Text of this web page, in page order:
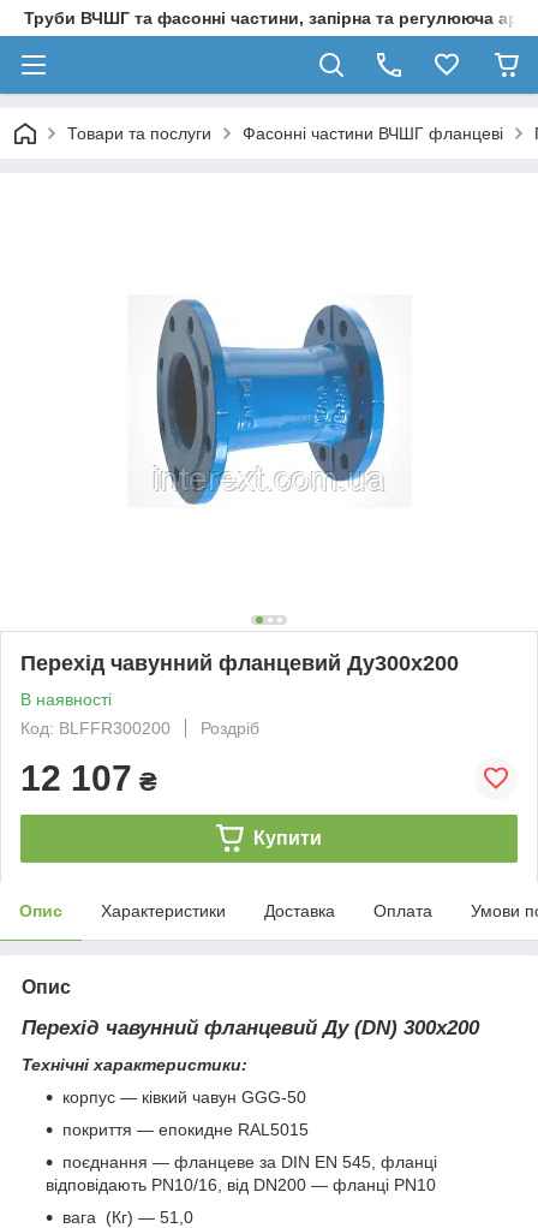
Труби ВЧШГ та фасонні частини, запірна та регулююча
Товари та послуги Фасонні частини ВЧШГ фланцеві
Перехід чавунний фланцевий Ду300х200
В наявності
Код: BLFFR300200
Роздріб
12 107 ₴
Купити
Опис Характеристики Доставка Оплата Умови
Опис
Перехід чавунний фланцевий Ду (DN) 300х200
Технічні характеристики:
корпус — ківкий чавун GGG-50
покриття — епокидне RAL5015
поєднання — фланцеве за DIN EN 545, фланці
відповідають PN10/16, від DN200 — фланці PN10
вага (Кг) — 51,0